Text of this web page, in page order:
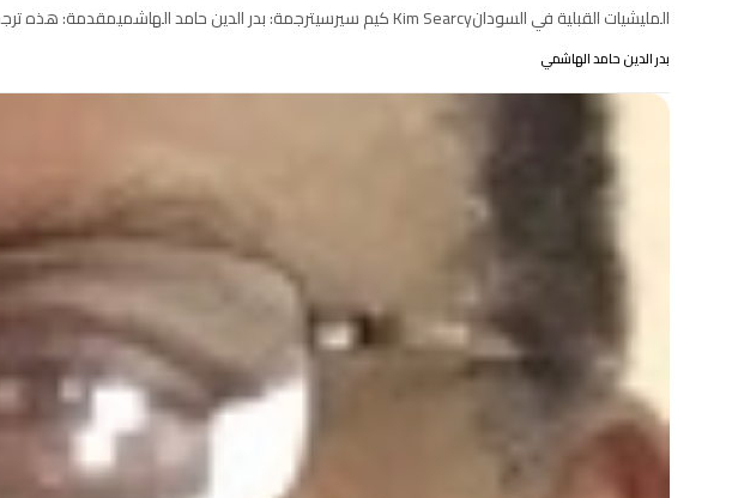
المليشيات القبلية في السودانKim Searcy كيم سيرسيترجمة: بدر الدين حامد الهاشميمقدمة: هذه ترجمة لغالب ما جاء في مقال…
بدر الدين حامد الهاشمي